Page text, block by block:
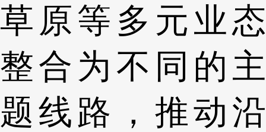
草原等多元业态
整合为不同的主
题线路，推动沿